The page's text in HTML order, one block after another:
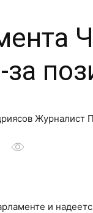
Журналист
и